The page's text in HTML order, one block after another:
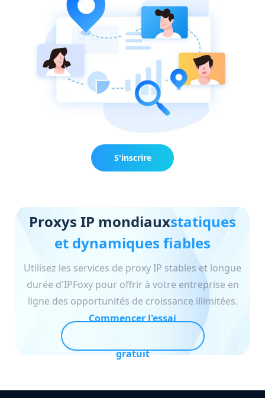
S'inscrire
Proxys IP mondiauxstatiques
et dynamiques fiables
Utilisez les services de proxy IP stables et longue
durée d'IPFoxy pour offrir à votre entreprise en
ligne des opportunités de croissance illimitées.
Commencer l'essai
gratuit